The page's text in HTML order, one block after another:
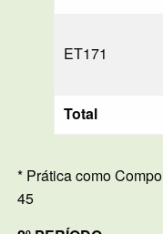
ET171
Total
* Prática como
45